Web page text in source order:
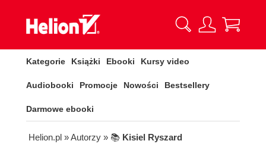
Kategorie Książki Ebooki Kursy video
Audiobooki Promocje Nowości Bestsellery
Darmowe ebooki
Helion.pl » Autorzy » 📚 Kisiel Ryszard